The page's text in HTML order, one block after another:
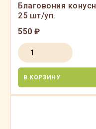
Благовония
25 шт/уп.
550 ₽
В КОРЗИНУ